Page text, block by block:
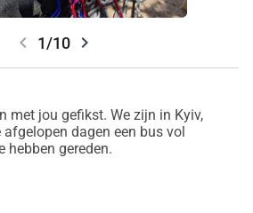
chevron_left 1/10 chevron_right
met jou gefikst. We zijn in Kyiv,
afgelopen dagen een bus vol
hebben gereden.